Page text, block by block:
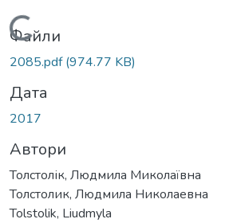
Вантажиться...
Файли
2085.pdf(974.77 KB)
Дата
2017
Автори
Толстолік, Людмила Миколаївна
Толстолик, Людмила Николаевна
Tolstolik, Liudmyla